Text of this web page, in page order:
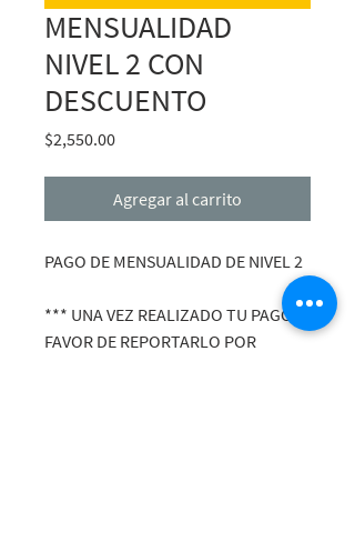
MENSUALIDAD
NIVEL 2 CON
DESCUENTO
$2,550.00Precio
Agregar al carrito
PAGO DE MENSUALIDAD DE NIVEL 2
*** UNA VEZ REALIZADO TU PAGO
FAVOR DE REPORTARLO POR